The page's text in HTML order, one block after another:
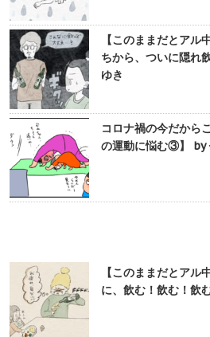
【このままだとア
ちから、ついに隠れ
ゆき
コロナ禍の今だから
の運動に悩む③】 by
【このままだとア
に、飲む！飲む！飲